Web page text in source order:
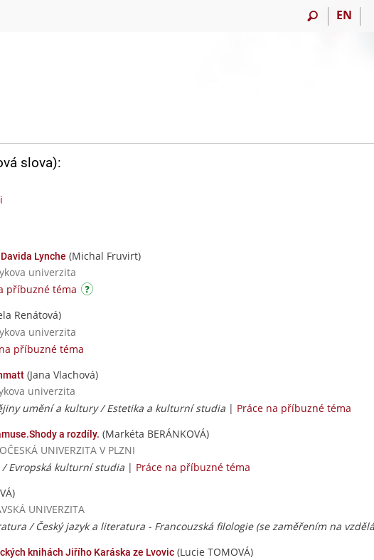
EN
slova):
Lynche (Michal Fruvirt)
univerzita
příbuzné téma
Renátová)
univerzita
příbuzné téma
(Jana Vlachová)
univerzita
umění a kultury / Estetika a kulturní studia | Práce na příbuzné téma
a rozdíly. (Markéta BERÁNKOVÁ)
UNIVERZITA V PLZNI
Evropská kulturní studia | Práce na příbuzné téma
UNIVERZITA
/ Český jazyk a literatura - Francouzská filologie (se zaměřením na
knihách Jiřího Karáska ze Lvovic (Lucie TOMOVÁ)